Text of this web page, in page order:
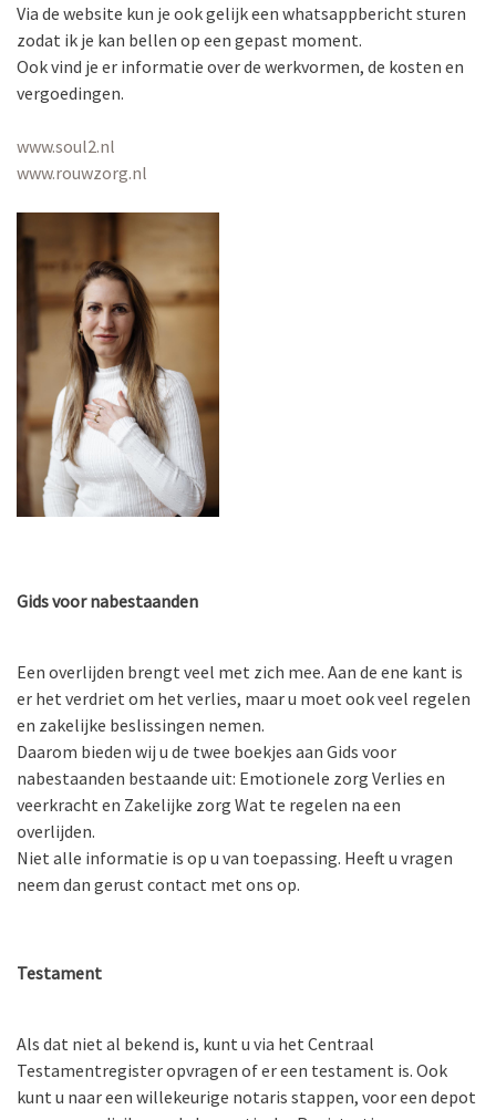
Via de website kun je ook gelijk een whatsappbericht sturen
zodat ik je kan bellen op een gepast moment.
Ook vind je er informatie over de werkvormen, de kosten en
vergoedingen.
www.soul2.nl
www.rouwzorg.nl
Gids voor nabestaanden
Een overlijden brengt veel met zich mee. Aan de ene kant is
er het verdriet om het verlies, maar u moet ook veel regelen
en zakelijke beslissingen nemen.
Daarom bieden wij u de twee boekjes aan Gids voor
nabestaanden bestaande uit: Emotionele zorg Verlies en
veerkracht en Zakelijke zorg Wat te regelen na een
overlijden.
Niet alle informatie is op u van toepassing. Heeft u vragen
neem dan gerust contact met ons op.
Testament
Als dat niet al bekend is, kunt u via het Centraal
Testamentregister opvragen of er een testament is. Ook
kunt u naar een willekeurige notaris stappen, voor een depot